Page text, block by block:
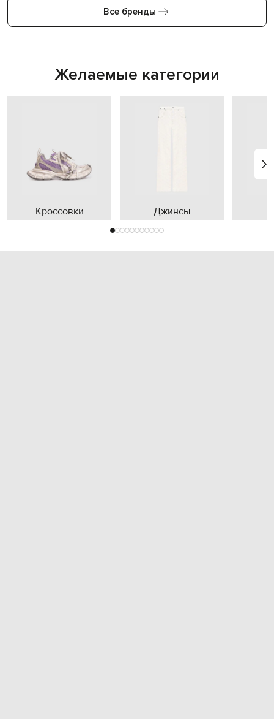
Все бренды
Желаемые категории
Кроссовки Джинсы